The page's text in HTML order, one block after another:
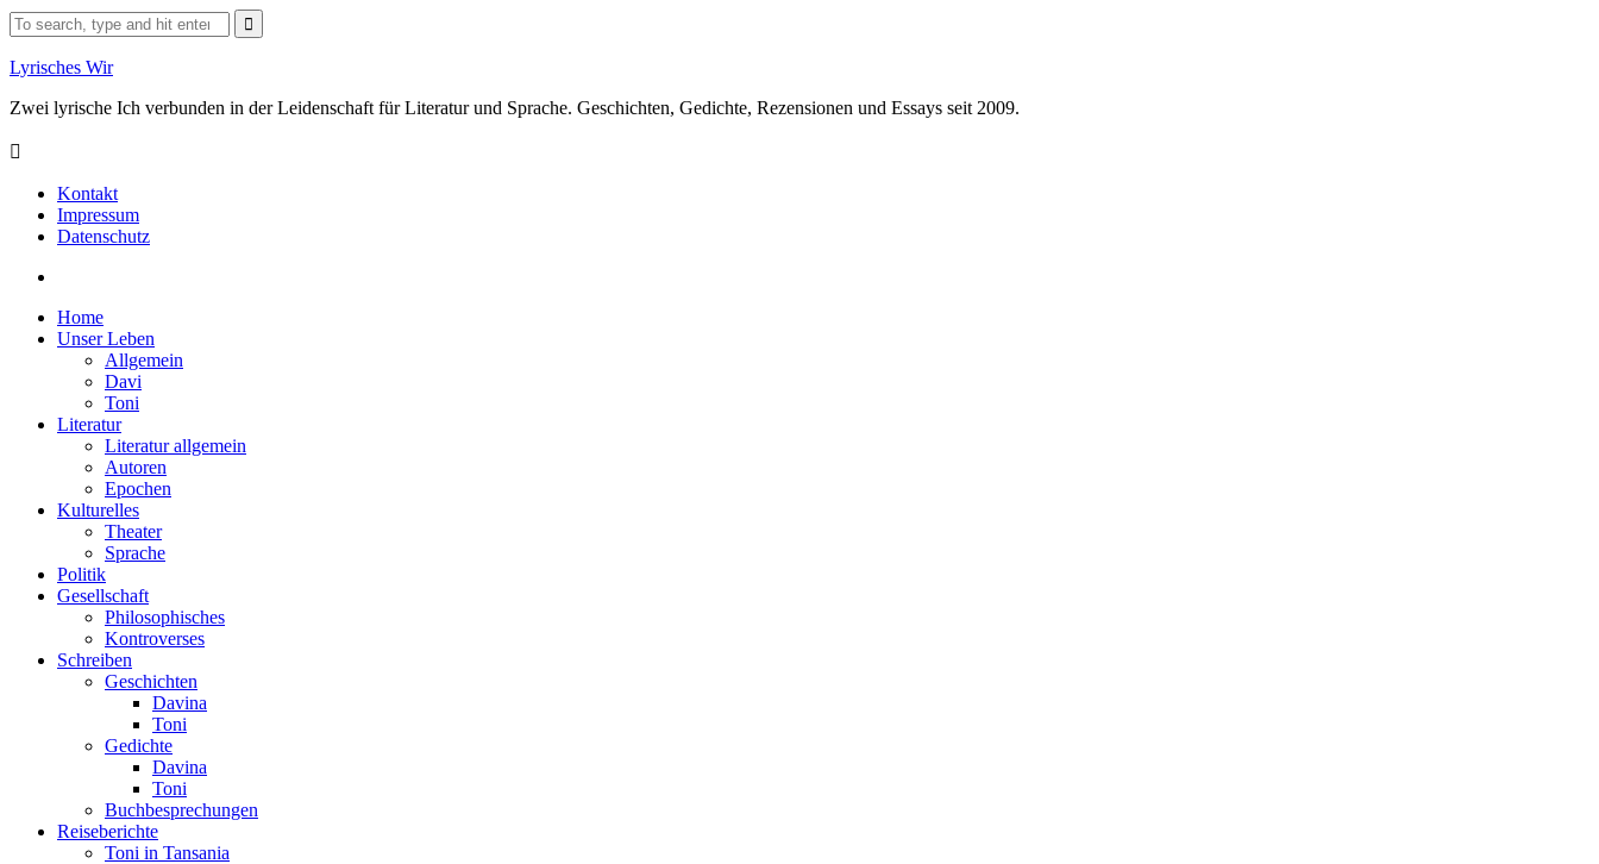
Skip
to
content
Search
for:
Lyrisches Wir
Zwei lyrische Ich verbunden in der Leidenschaft für Literatur und Sprache. Geschichten, Gedichte, Rezensionen und Essays seit 2009.
Kontakt
Impressum
Datenschutz
Home
Unser Leben
Allgemein
Davi
Toni
Literatur
Literatur allgemein
Autoren
Epochen
Kulturelles
Theater
Sprache
Politik
Gesellschaft
Philosophisches
Kontroverses
Schreiben
Geschichten
Davina
Toni
Gedichte
Davina
Toni
Buchbesprechungen
Reiseberichte
Toni in Tansania